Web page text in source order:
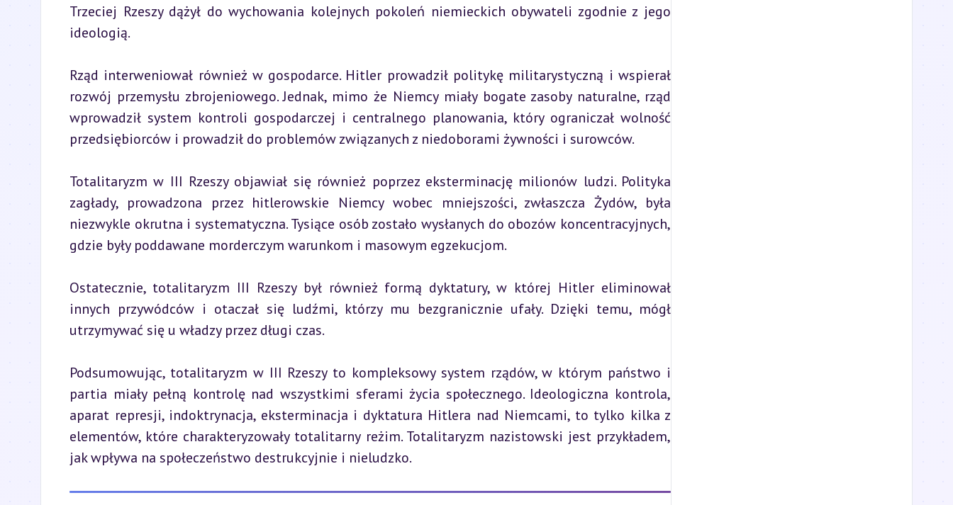
Trzeciej Rzeszy dążył do wychowania kolejnych pokoleń niemieckich obywateli zgodnie z jego
ideologią.
Rząd interweniował również w gospodarce. Hitler prowadził politykę militarystyczną i wspierał
rozwój przemysłu zbrojeniowego. Jednak, mimo że Niemcy miały bogate zasoby naturalne, rząd
wprowadził system kontroli gospodarczej i centralnego planowania, który ograniczał wolność
przedsiębiorców i prowadził do problemów związanych z niedoborami żywności i surowców.
Totalitaryzm w III Rzeszy objawiał się również poprzez eksterminację milionów ludzi. Polityka
zagłady, prowadzona przez hitlerowskie Niemcy wobec mniejszości, zwłaszcza Żydów, była
niezwykle okrutna i systematyczna. Tysiące osób zostało wysłanych do obozów koncentracyjnych,
gdzie były poddawane morderczym warunkom i masowym egzekucjom.
Ostatecznie, totalitaryzm III Rzeszy był również formą dyktatury, w której Hitler eliminował
innych przywódców i otaczał się ludźmi, którzy mu bezgranicznie ufały. Dzięki temu, mógł
utrzymywać się u władzy przez długi czas.
Podsumowując, totalitaryzm w III Rzeszy to kompleksowy system rządów, w którym państwo i
partia miały pełną kontrolę nad wszystkimi sferami życia społecznego. Ideologiczna kontrola,
aparat represji, indoktrynacja, eksterminacja i dyktatura Hitlera nad Niemcami, to tylko kilka z
elementów, które charakteryzowały totalitarny reżim. Totalitaryzm nazistowski jest przykładem,
jak wpływa na społeczeństwo destrukcyjnie i nieludzko.